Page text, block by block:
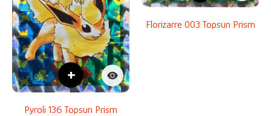
+
Pyroli 136 Topsun Prism
Florizarre 003 Topsun Prism